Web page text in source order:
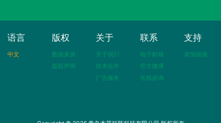
语言
中文
版权
数据来源
版权声明
关于
关于我们
技术合作
广告服务
联系
电子邮箱
官方微博
在线咨询
支持
友情链接